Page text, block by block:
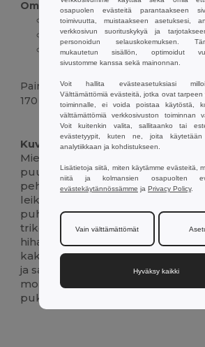
Ominaisuudet :
100% puuvillajersey, 150 g/m²
V-pääntie sisäpuolisella
Regulaarinen istuvuus, lyhyet
ommellut reunat
Paino
170 g.
Korkeat varastot Mukautettavissa
Kuvaus :
Miesten letkeä t-paita, joka on
puuvillajerseystä 150 g/m²:n
pehmeän ja hengittävän
leikkaus tarjoaa jokapäiväistä
puhdas V-pääntie on vahvistettu
trikoo-nauhalla muodon
hihat ja suora helma on
kaksoisompeleella. Sileä,
ja saumattomat sivut korostavat
monikäyttöistä mallia, joka sopii
pukeutumiseen tai
osapuolen evästeitä parantaakseen
toimivuutta, muistaakseen asetuksesi,
verkkosivun suorituskykyä ja
personoidun selauskokemuksen.
mukautetun sisällön, optimoidut
sivustomme kanssa sekä mainonnan.
Voit hallita evästeasetuksiasi
Välttämättömiä evästeitä, jotka ovat tarpeen
toiminnalle, ei voida poistaa käytöstä,
välttämättömiä verkkosivuston toiminnan
Voit kuitenkin valita, sallitaanko tai
evästetyypit, kuten ne, joita käytetään
analytiikkaan ja kohdistukseen.
Lisätietoja siitä, miten käytämme evästeitä,
niitä ja kolmansien osapuolten
evästekäytännössämme ja Privacy Policy.
Vain välttämättömät
Hyväksy kaikki